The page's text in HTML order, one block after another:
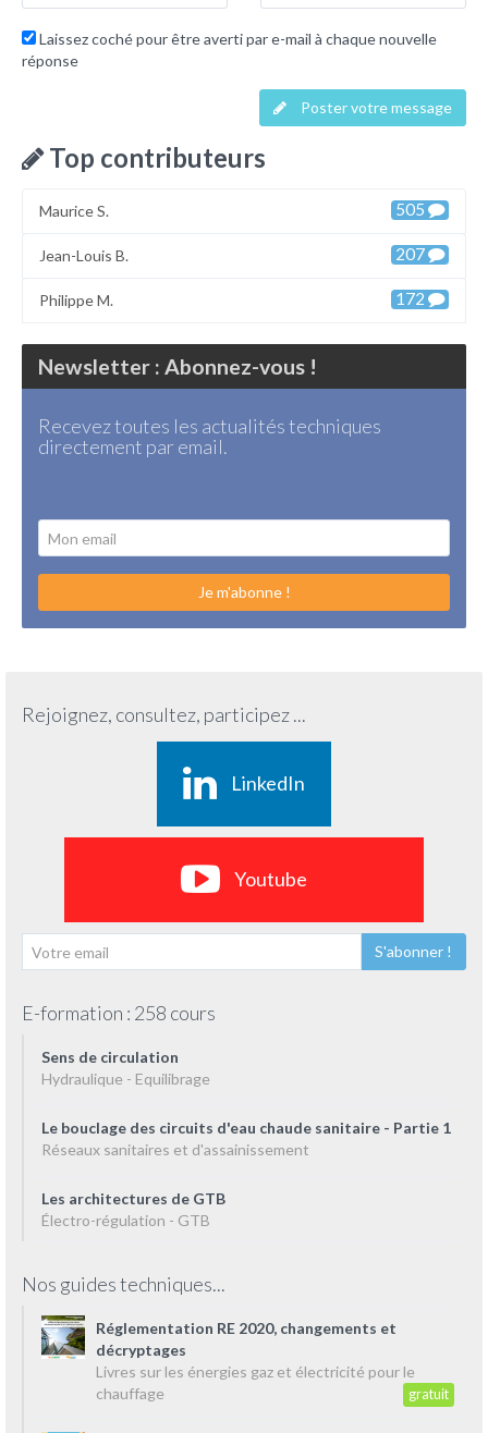
Laissez coché pour être averti par e-mail à chaque nouvelle
réponse
Poster votre message
Top contributeurs
Maurice S. 505
Jean-Louis B. 207
Philippe M. 172
Newsletter : Abonnez-vous !
Recevez toutes les actualités techniques
directement par email.
Je m'abonne !
Rejoignez, consultez, participez ...
LinkedIn
Youtube
S'abonner !
E-formation : 258 cours
Sens de circulation
Hydraulique - Equilibrage
Le bouclage des circuits d'eau chaude sanitaire - Partie 1
Réseaux sanitaires et d'assainissement
Les architectures de GTB
Électro-régulation - GTB
Nos guides techniques...
Réglementation RE 2020, changements et
décryptages
Livres sur les énergies gaz et électricité pour le
chauffage
gratuit